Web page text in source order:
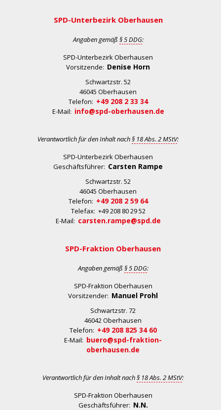
SPD-Unterbezirk Oberhausen
Angaben gemäß § 5 DDG:
SPD-Unterbezirk Oberhausen
Vorsitzende: Denise Horn
Schwartzstr. 52
46045 Oberhausen
Telefon: +49 208 2 33 34
E-Mail: info@spd-oberhausen.de
Verantwortlich für den Inhalt nach§ 18 Abs. 2 MStV:
SPD-Unterbezirk Oberhausen
Geschäftsführer: Carsten Rampe
Schwartzstr. 52
46045 Oberhausen
Telefon: +49 208 2 59 64
Telefax: +49 208 80 29 52
E-Mail: carsten.rampe@spd.de
SPD-Fraktion Oberhausen
Angaben gemäß § 5 DDG:
SPD-Fraktion Oberhausen
Vorsitzender: Manuel Prohl
Schwartzstr. 72
46042 Oberhausen
Telefon: +49 208 825 34 60
E-Mail: buero@spd-fraktion-
oberhausen.de
Verantwortlich für den Inhalt nach§ 18 Abs. 2 MStV:
SPD-Fraktion Oberhausen
Geschäftsführer: N.N.